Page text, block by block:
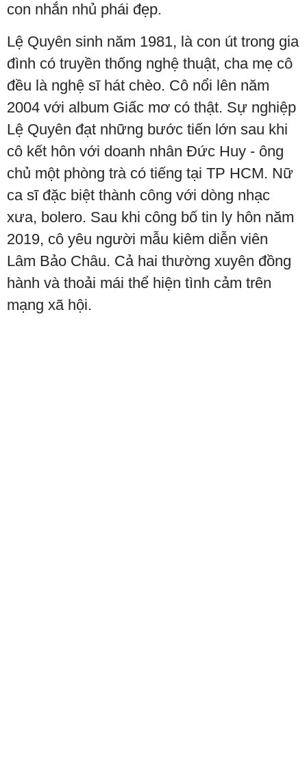
con nhắn nhủ phái đẹp.
Lệ Quyên sinh năm 1981, là con út trong gia
đình có truyền thống nghệ thuật, cha mẹ cô
đều là nghệ sĩ hát chèo. Cô nổi lên năm
2004 với album Giấc mơ có thật. Sự nghiệp
Lệ Quyên đạt những bước tiến lớn sau khi
cô kết hôn với doanh nhân Đức Huy - ông
chủ một phòng trà có tiếng tại TP HCM. Nữ
ca sĩ đặc biệt thành công với dòng nhạc
xưa, bolero. Sau khi công bố tin ly hôn năm
2019, cô yêu người mẫu kiêm diễn viên
Lâm Bảo Châu. Cả hai thường xuyên đồng
hành và thoải mái thể hiện tình cảm trên
mạng xã hội.